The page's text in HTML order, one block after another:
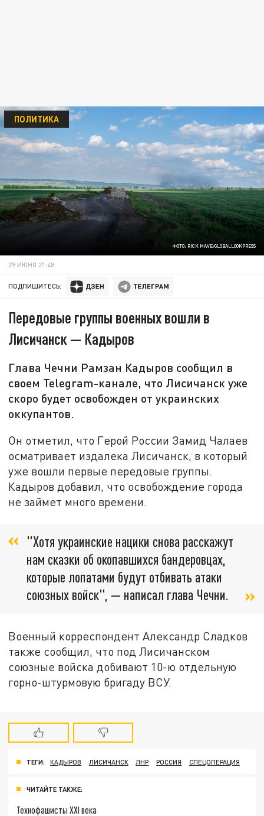
ФОТО: RICK MAVE/GLOBALLOOKPRESS
ПОЛИТИКА
29 ИЮНЯ 21:48
ПОДПИШИТЕСЬ:
Передовые группы военных вошли в
Лисичанск — Кадыров
Глава Чечни Рамзан Кадыров сообщил в
своем Telegram-канале, что Лисичанск уже
скоро будет освобожден от украинских
оккупантов.
Он отметил, что Герой России Замид Чалаев
осматривает издалека Лисичанск, в который
уже вошли первые передовые группы.
Кадыров добавил, что освобождение города
не займет много времени.
"Хотя украинские нацики снова расскажут
нам сказки об окопавшихся бандеровцах,
которые лопатами будут отбивать атаки
союзных войск", — написал глава Чечни.
Военный корреспондент Александр Сладков
также сообщил, что под Лисичанском
союзные войска добивают 10-ю отдельную
горно-штурмовую бригаду ВСУ.
ТЕГИ: КАДЫРОВ ЛИСИЧАНСК ЛНР РОССИЯ СПЕЦОПЕРАЦИЯ
ЧИТАЙТЕ ТАКЖЕ:
Технофашисты XXI века